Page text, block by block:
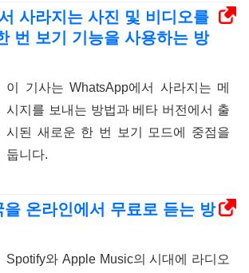
사라지는 사진 및 비디오를
번 보기 기능을 사용하는 방
이 기사는 WhatsApp에서 사라지는 메
시지를 보내는 방법과 베타 버전에서 출
시된 새로운 한 번 보기 모드에 중점을
둡니다.
을 온라인에서 무료로 듣는 방
Spotify와 Apple Music의 시대에 라디오